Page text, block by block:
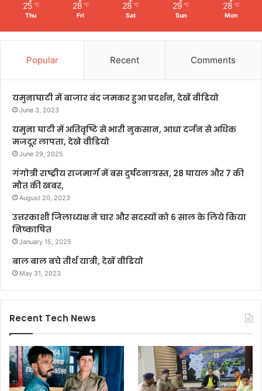
25 ℃
Thu
28 ℃
Fri
28 ℃
Sat
29 ℃
Sun
28 ℃
Mon
Popular Recent Comments
यमुनाघाटी में बाजार बंद जमकर हुआ प्रदर्शन, देखें वीडियो
June 3, 2023
यमुना घाटी में अतिवृष्टि से भारी नुकसान, आधा दर्जन से अधिक
मजदूर लापता, देखे वीडियो
June 29, 2025
गंगोत्री राष्ट्रीय राजमार्ग में बस दुर्घटनाग्रस्त, 28 घायल और 7 की
मौत की खबर,
August 20, 2023
उत्तरकाशी जिलाध्यक्ष ने चार और सदस्यों को 6 साल के लिये किया
निष्काषित
January 15, 2025
बाल बाल बचे तीर्थ यात्री, देखें वीडियो
May 31, 2023
Recent Tech News